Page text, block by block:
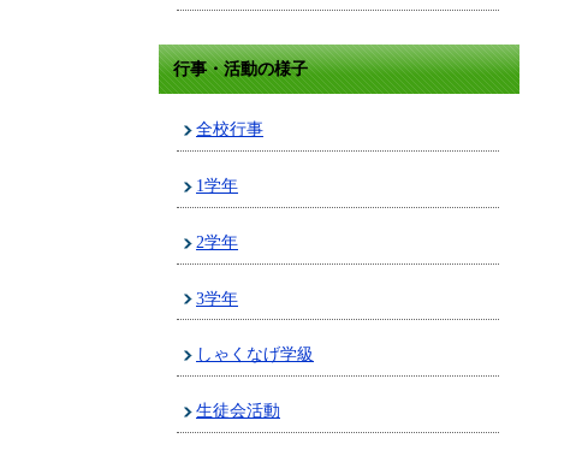
行事・活動の様子
全校行事
1学年
2学年
3学年
しゃくなげ学級
生徒会活動